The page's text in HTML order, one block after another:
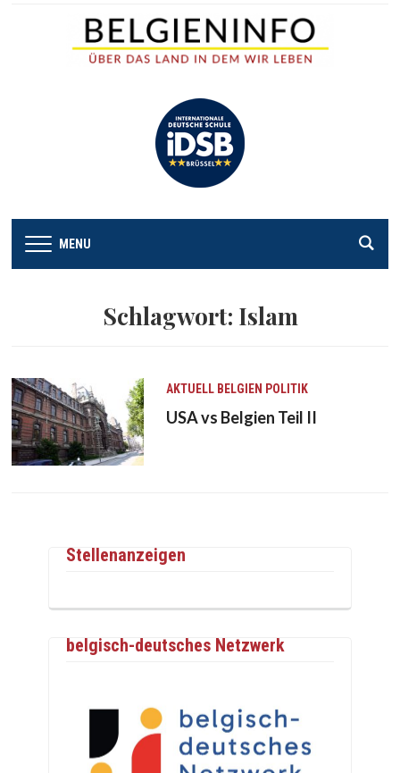
MENU
Schlagwort: Islam
AKTUELL BELGIEN POLITIK
USA vs Belgien Teil II
Stellenanzeigen
belgisch-deutsches Netzwerk